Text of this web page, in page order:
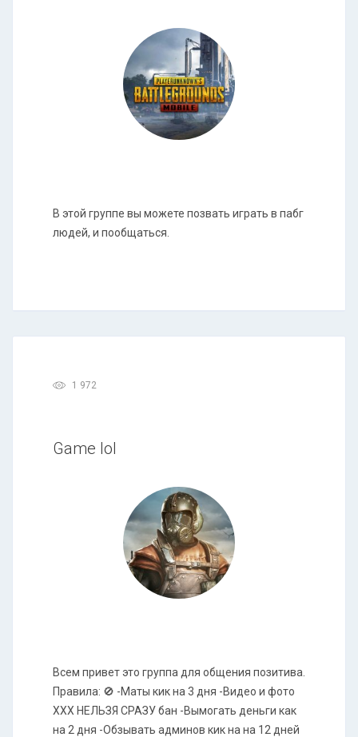
В этой группе вы можете позвать играть в пабг
людей, и пообщаться.
1 972
Game lol
Всем привет это группа для общения позитива.
Правила: 🚫 -Маты кик на 3 дня -Видео и фото
XXX НЕЛЬЗЯ СРАЗУ бан -Вымогать деньги как
на 2 дня -Обзывать админов кик на на 12 дней